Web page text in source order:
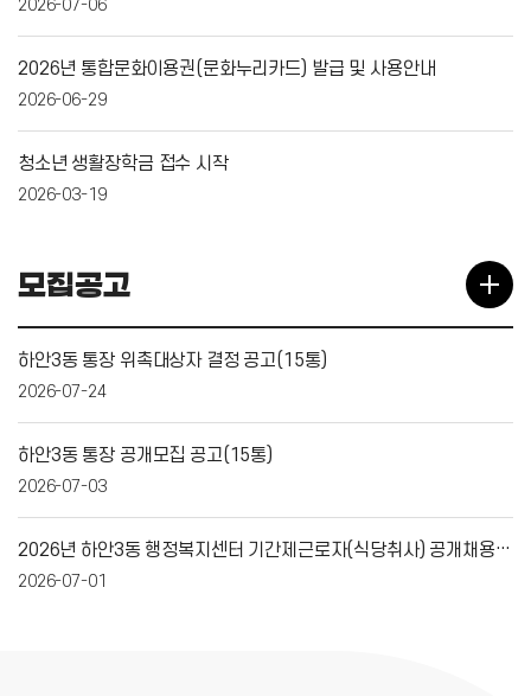
2026-07-06
2026년 통합문화이용권(문화누리카드) 발급 및 사용안내
2026-06-29
청소년 생활장학금 접수 시작
2026-03-19
모집공고
하안3동 통장 위촉대상자 결정 공고(15통)
2026-07-24
하안3동 통장 공개모집 공고(15통)
2026-07-03
2026년 하안3동 행정복지센터 기간제근로자(식당취사) 공개채용 재공고
2026-07-01